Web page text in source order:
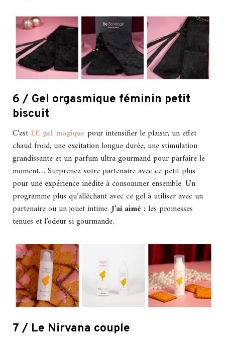
6 / Gel orgasmique féminin petit
biscuit
C’est LE gel magique pour intensifier le plaisir, un effet
chaud froid, une excitation longue durée, une stimulation
grandissante et un parfum ultra gourmand pour parfaire le
moment… Surprenez votre partenaire avec ce petit plus
pour une expérience inédite à consommer ensemble. Un
programme plus qu’alléchant avec ce gel à utiliser avec un
partenaire ou un jouet intime.J’ai aimé : les promesses
tenues et l’odeur si gourmande.
7 / Le Nirvana couple